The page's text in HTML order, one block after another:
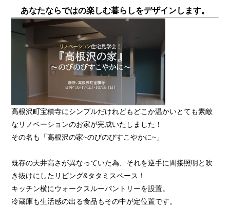
あなたならではの楽しむ暮らしをデザインします。
高根沢町宝積寺にシンプルだけれどもどこか温かいとても素敵
な リノベーションのお家が完成いたしました！
その名も「高根沢の家~のびのびすこやかに~」
既存の天井高さが異なっていた為、それを逆手に間接照明と吹
き抜けにしたリビング&タタミスペース！
キッチン横にウォークスルーパントリーを設置。
冷蔵庫も生活感の出る食品もその中が定位置です。